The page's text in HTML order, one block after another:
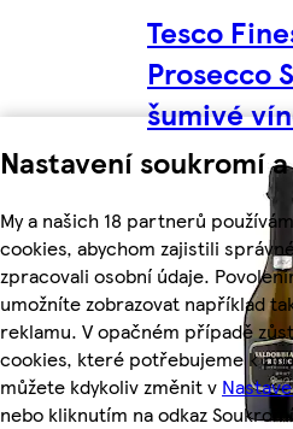
Nastavení soukromí
My a našich 18 partnerů
cookies, abychom zajistili
zpracovali osobní údaje.
umožníte zobrazovat například
reklamu. V opačném případě
cookies, které potřebujeme k
můžete kdykoliv změnit v
nebo kliknutím na odkaz
Tesco
Prosecco
šumivé